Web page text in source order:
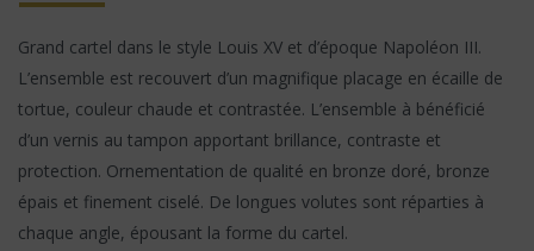
Grand cartel dans le style Louis XV et d’époque Napoléon III.
L’ensemble est recouvert d’un magnifique placage en écaille de
tortue, couleur chaude et contrastée. L’ensemble à bénéficié
d’un vernis au tampon apportant brillance, contraste et
protection. Ornementation de qualité en bronze doré, bronze
épais et finement ciselé. De longues volutes sont réparties à
chaque angle, épousant la forme du cartel.